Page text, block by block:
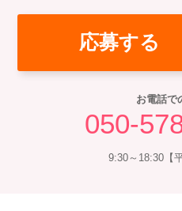
応募する
お電話で
050-
9:30～18:30【